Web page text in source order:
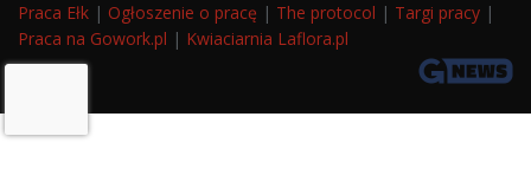
Praca Ełk | Ogłoszenie o pracę | The protocol | Targi pracy |
Praca na Gowork.pl | Kwiaciarnia Laflora.pl